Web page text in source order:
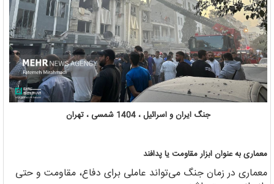
جنگ ایران و اسرائیل ، 1404 شمسی ، تهران
معماری به عنوان ابزار مقاومت یا پدافند
معماری در زمان جنگ می‌تواند عاملی برای دفاع، مقاومت و حتی